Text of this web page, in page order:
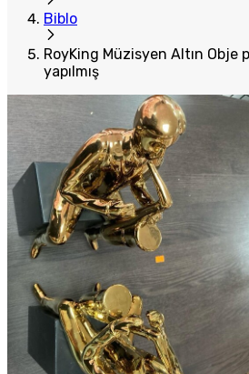
Biblo
RoyKing Müzisyen Altın Obje
yapılmış